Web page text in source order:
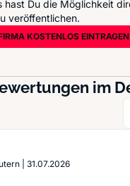
hast Du die Möglichkeit
veröffentlichen.
KOSTENLOS EINTRAGEN
im
Sterne
31.07.2026